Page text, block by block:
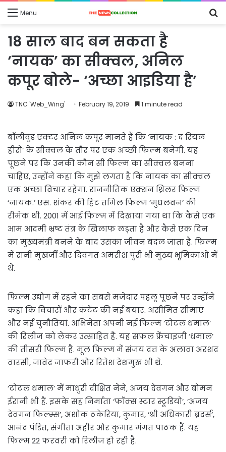
Menu
18 साल बाद बन सकता है
‘नायक’ का सीक्वल, अनिल
कपूर बोले- ‘अच्छा आइडिया है’
TNC 'Web_Wing' February 19, 2019 1 minute read
बॉलीवुड एक्टर अनिल कपूर मानते हैं कि ‘नायक : द रियल
हीरो’ के सीक्वल के तौर पर एक अच्छी फिल्म बनेगी. यह
पूछने पर कि उनकी कौन सी फिल्म का सीक्वल बनना
चाहिए, उन्होंने कहा कि मुझे लगता है कि नायक का सीक्वल
एक अच्छा विचार रहेगा. राजनीतिक एक्शन थ्रिलर फिल्म
‘नायक.’ एस. शंकर की हिट तमिल फिल्म ‘मुधलवन’ की
रीमेक थी. 2001 में आई फिल्म में दिखाया गया था कि कैसे एक
आम आदमी भ्रष्ट तंत्र के खिलाफ लड़ता है और कैसे एक दिन
का मुख्यमंत्री बनने के बाद उसका जीवन बदल जाता है. फिल्म
में रानी मुखर्जी और दिवंगत अमरीश पुरी भी मुख्य भूमिकाओं में
थे.
फिल्म उद्योग में रहने का सबसे मजेदार पहलू पूछने पर उन्होंने
कहा कि विचारों और कंटेंट की नई बयार. असीमित सीमाएं
और नई चुनौतियां. अभिनेता अपनी नई फिल्म ‘टोटल धमाल’
की रिलीज को लेकर उत्साहित हैं. यह सफल फ्रेंचाइजी ‘धमाल’
की तीसरी फिल्म है. मूल फिल्म में संजय दत्त के अलावा अरशद
वारसी, जावेद जाफरी और रितेश देशमुख भी थे.
‘टोटल धमाल’ में माधुरी दीक्षित नेने, अजय देवगन और बोमन
ईरानी भी हैं. इसके सह निर्माता ‘फॉक्स स्टार स्टूडियो’, ‘अजय
देवगन फिल्म्स’, अशोक ठकेरिया, कुमार, ‘श्री अधिकारी ब्रदर्स’,
आनंद पंडित, संगीता अहीर और कुमार मंगत पाठक हैं. यह
फिल्म 22 फरवरी को रिलीज हो रही है.